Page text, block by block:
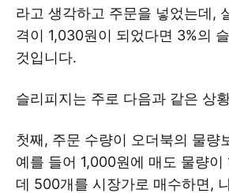
라고 생각하고 주문을 넣었는데,
격이 1,030원이 되었다면 3%의
것입니다.
슬리피지는 주로 다음과 같은 상
첫째, 주문 수량이 오더북의 물량
예를 들어 1,000원에 매도 물량이
데 500개를 시장가로 매수하면,